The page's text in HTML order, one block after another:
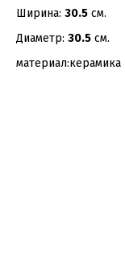
Ширина: 30.5 см.
Диаметр: 30.5 см.
материал:керамика